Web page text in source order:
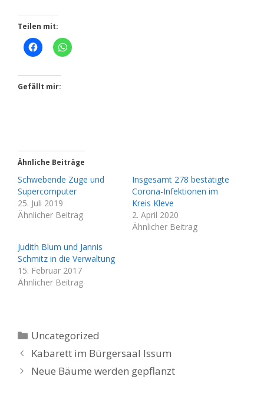
Teilen mit:
Gefällt mir:
Ähnliche Beiträge
Schwebende Züge und
Supercomputer
25. Juli 2019
Ähnlicher Beitrag
Insgesamt 278 bestätigte
Corona-Infektionen im
Kreis Kleve
2. April 2020
Ähnlicher Beitrag
Judith Blum und Jannis
Schmitz in die Verwaltung
15. Februar 2017
Ähnlicher Beitrag
Kategorien
Uncategorized
Kabarett im Bürgersaal Issum
Neue Bäume werden gepflanzt